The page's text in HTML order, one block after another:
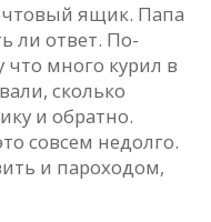
ящик. Папа
ли ответ. По-
много курил в
сколько
и обратно.
совсем недолго.
и пароходом,